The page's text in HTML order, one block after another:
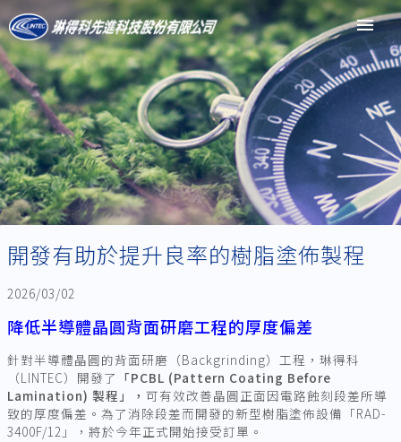
menu
開發有助於提升良率的樹脂塗佈製程
2026/03/02
降低半導體晶圓背面研磨工程的厚度偏差
針對半導體晶圓的背面研磨（Backgrinding）工程，琳得科
（LINTEC）開發了 「PCBL (Pattern Coating Before
Lamination) 製程」， 可有效改善晶圓正面因電路蝕刻段差所導
致的厚度偏差。為了消除段差而開發的新型樹脂塗佈設備「RAD-
3400F/12」，將於今年正式開始接受訂單。